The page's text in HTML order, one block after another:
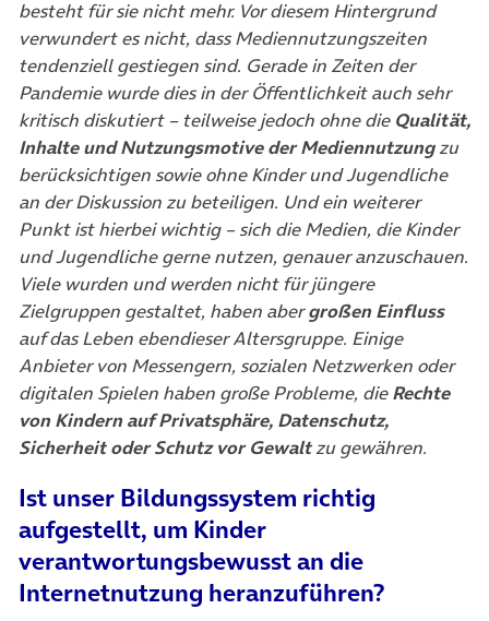
besteht für sie nicht mehr. Vor diesem Hintergrund
verwundert es nicht, dass Mediennutzungszeiten
tendenziell gestiegen sind. Gerade in Zeiten der
Pandemie wurde dies in der Öffentlichkeit auch sehr
kritisch diskutiert – teilweise jedoch ohne die Qualität,
Inhalte und Nutzungsmotive der Mediennutzungzu
berücksichtigen sowie ohne Kinder und Jugendliche
an der Diskussion zu beteiligen. Und ein weiterer
Punkt ist hierbei wichtig – sich die Medien, die Kinder
und Jugendliche gerne nutzen, genauer anzuschauen.
Viele wurden und werden nicht für jüngere
Zielgruppen gestaltet, haben abergroßen Einfluss
auf das Leben ebendieser Altersgruppe. Einige
Anbieter von Messengern, sozialen Netzwerken oder
digitalen Spielen haben große Probleme, dieRechte
von Kindern auf Privatsphäre, Datenschutz,
Sicherheit oder Schutz vor Gewaltzu gewähren.
Ist unser Bildungssystem richtig
aufgestellt, um Kinder
verantwortungsbewusst an die
Internetnutzung heranzuführen?